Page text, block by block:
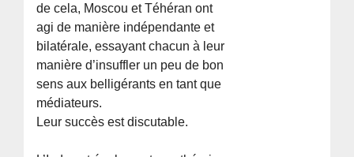
de cela, Moscou et Téhéran ont
agi de manière indépendante et
bilatérale, essayant chacun à leur
manière d’insuffler un peu de bon
sens aux belligérants en tant que
médiateurs.
Leur succès est discutable.